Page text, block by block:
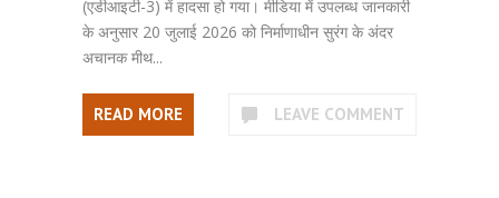
(एडीआइटी-3) में हादसा हो गया। मीडिया में उपलब्ध जानकारी
के अनुसार 20 जुलाई 2026 को निर्माणाधीन सुरंग के अंदर
अचानक मीथ...
READ MORE LEAVE COMMENT